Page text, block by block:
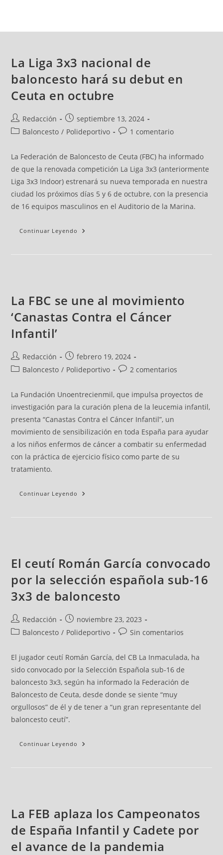
La Liga 3x3 nacional de
baloncesto hará su debut en
Ceuta en octubre
Redacción
septiembre 13, 2024
Baloncesto / Polideportivo 1 comentario
La Federación de Baloncesto de Ceuta (FBC) ha informado
de que la renovada competición La Liga 3x3 (anteriormente
Liga 3x3 Indoor) estrenará su nueva temporada en nuestra
ciudad los próximos días 5 y 6 de octubre, con la presencia
de 16 equipos masculinos en el Auditorio de la Marina.
Continuar Leyendo
La FBC se une al movimiento
‘Canastas Contra el Cáncer
Infantil’
Redacción
febrero 19, 2024
Baloncesto / Polideportivo 2 comentarios
La Fundación Unoentrecienmil, que impulsa proyectos de
investigación para la curación plena de la leucemia infantil,
presenta “Canastas Contra el Cáncer Infantil”, un
movimiento de sensibilización en toda España para ayudar
a los niños enfermos de cáncer a combatir su enfermedad
con la práctica de ejercicio físico como parte de su
tratamiento.
Continuar Leyendo
El ceutí Román García convocado
por la selección española sub-16
3x3 de baloncesto
Redacción
noviembre 23, 2023
Baloncesto / Polideportivo Sin comentarios
El jugador ceutí Román García, del CB La Inmaculada, ha
sido convocado por la Selección Española sub-16 de
baloncesto 3x3, según ha informado la Federación de
Baloncesto de Ceuta, desde donde se siente “muy
orgullosos” de él y de tener a “un gran representante del
baloncesto ceutí”.
Continuar Leyendo
La FEB aplaza los Campeonatos
de España Infantil y Cadete por
el avance de la pandemia